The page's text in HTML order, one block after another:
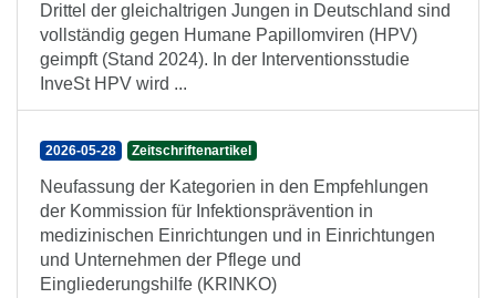
Drittel der gleichaltrigen Jungen in Deutschland sind
vollständig gegen Humane Papillomviren (HPV)
geimpft (Stand 2024). In der Interventionsstudie
InveSt HPV wird ...
2026-05-28 Zeitschriftenartikel
Neufassung der Kategorien in den Empfehlungen
der Kommission für Infektionsprävention in
medizinischen Einrichtungen und in Einrichtungen
und Unternehmen der Pflege und
Eingliederungshilfe (KRINKO)